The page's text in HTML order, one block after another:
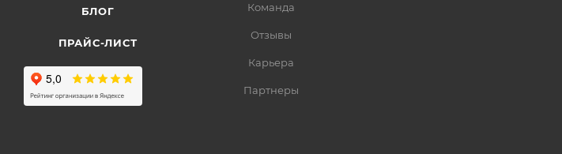
БЛОГ
ПРАЙС-ЛИСТ
Команда
Отзывы
Карьера
Партнеры